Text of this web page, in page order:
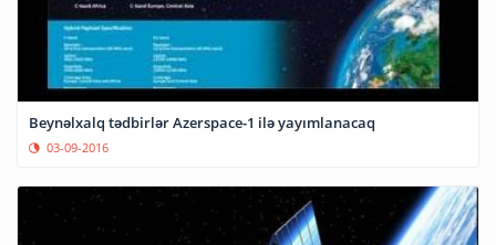
Beynəlxalq tədbirlər Azerspace-1 ilə yayımlanacaq
03-09-2016